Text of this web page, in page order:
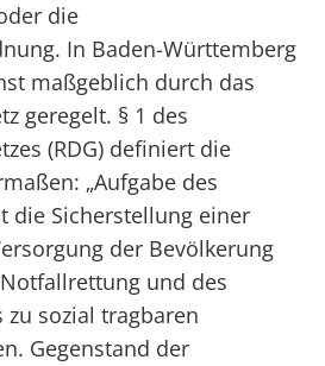
die
In Baden-Württemberg
maßgeblich durch das
geregelt. § 1 des
(RDG) definiert die
„Aufgabe des
die Sicherstellung einer
der Bevölkerung
und des
sozial tragbaren
Gegenstand der